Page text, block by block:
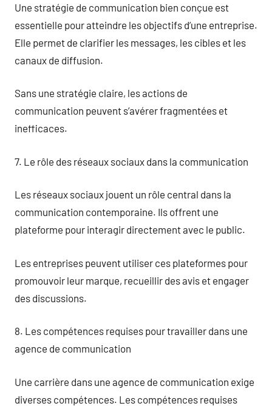
Une stratégie de communication bien conçue est
essentielle pour atteindre les objectifs d’une entreprise.
Elle permet de clarifier les messages, les cibles et les
canaux de diffusion.
Sans une stratégie claire, les actions de
communication peuvent s’avérer fragmentées et
inefficaces.
7. Le rôle des réseaux sociaux dans la communication
Les réseaux sociaux jouent un rôle central dans la
communication contemporaine. Ils offrent une
plateforme pour interagir directement avec le public.
Les entreprises peuvent utiliser ces plateformes pour
promouvoir leur marque, recueillir des avis et engager
des discussions.
8. Les compétences requises pour travailler dans une
agence de communication
Une carrière dans une agence de communication exige
diverses compétences. Les compétences requises